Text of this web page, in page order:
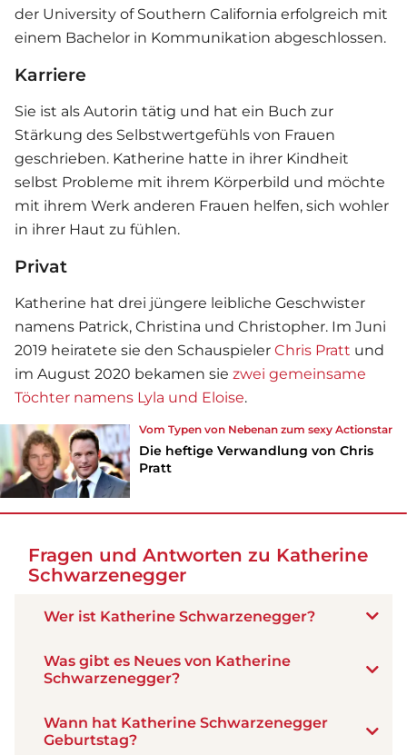
der University of Southern California erfolgreich mit
einem Bachelor in Kommunikation abgeschlossen.
Karriere
Sie ist als Autorin tätig und hat ein Buch zur
Stärkung des Selbstwertgefühls von Frauen
geschrieben. Katherine hatte in ihrer Kindheit
selbst Probleme mit ihrem Körperbild und möchte
mit ihrem Werk anderen Frauen helfen, sich wohler
in ihrer Haut zu fühlen.
Privat
Katherine hat drei jüngere leibliche Geschwister
namens Patrick, Christina und Christopher. Im Juni
2019 heiratete sie den Schauspieler Chris Pratt und
im August 2020 bekamen sie zwei gemeinsame
Töchter namens Lyla und Eloise.
Vom Typen von Nebenan zum sexy Actionstar
Die heftige Verwandlung von Chris
Pratt
Fragen und Antworten zu Katherine
Schwarzenegger
Wer ist Katherine Schwarzenegger?
Was gibt es Neues von Katherine
Schwarzenegger?
Wann hat Katherine Schwarzenegger
Geburtstag?